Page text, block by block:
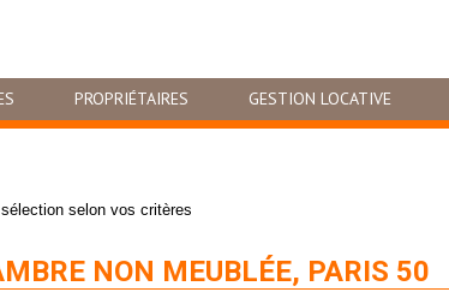
PROPRIÉTAIRES GESTION LOCATIVE
selon vos critères
NON MEUBLÉE, PARIS 50